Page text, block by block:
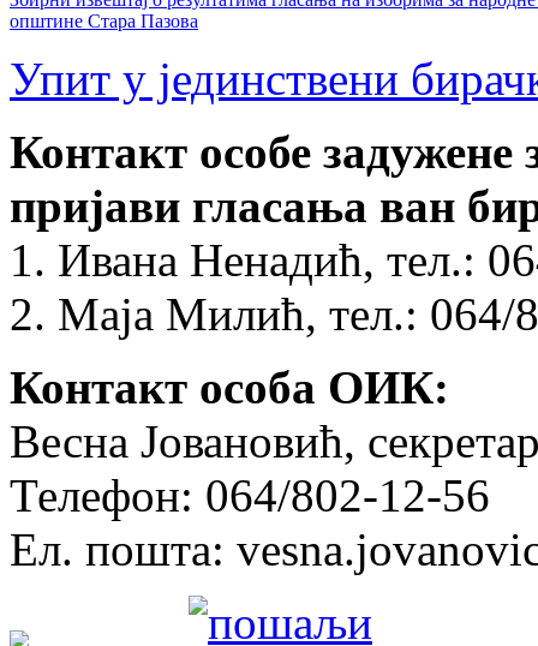
општине Стара Пазова
Упит у јединствени
Контакт особе
пријави гласања ван
1. Ивана Ненадић, тел.:
2. Маја Милић, тел.: 064/
Контакт особа ОИК:
Весна Јовановић,
Телефон: 064/802-12-56
Ел. пошта: